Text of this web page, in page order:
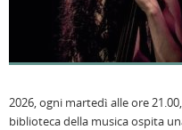
2026, ogni martedì alle ore
biblioteca della musica ospita